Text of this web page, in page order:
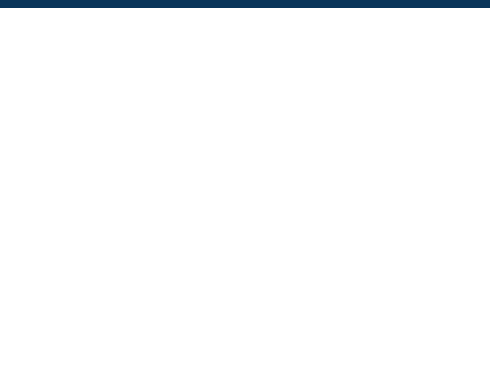
Wij respecteren uw privacy.